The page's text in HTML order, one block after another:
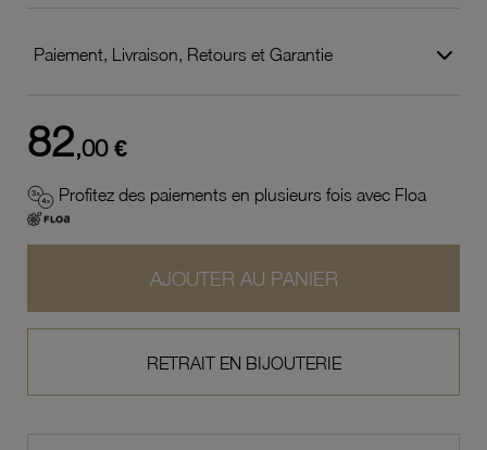
Paiement, Livraison, Retours et Garantie
82,00 €
Profitez des paiements en plusieurs fois avec Floa
AJOUTER AU PANIER
RETRAIT EN BIJOUTERIE